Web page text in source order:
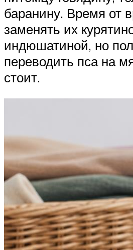
баранину. Время от
заменять их
индюшатиной, но
переводить пса на
стоит.